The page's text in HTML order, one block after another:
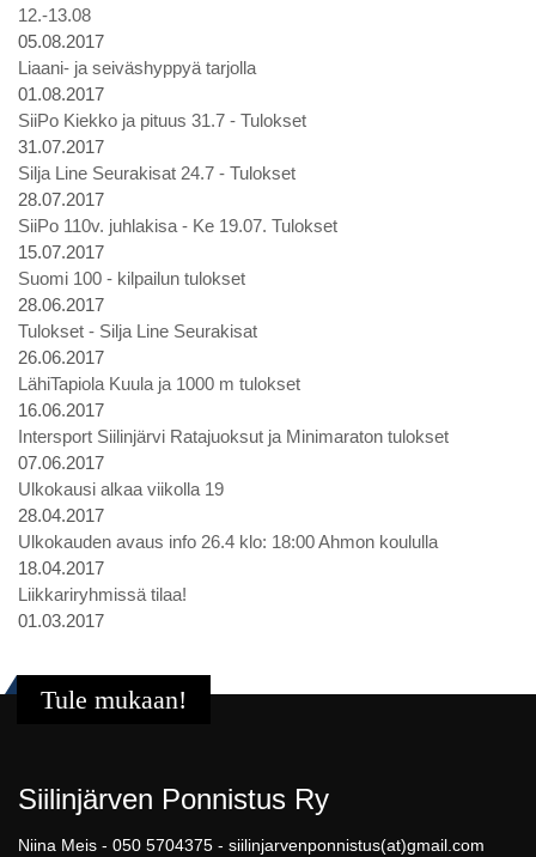
12.-13.08
05.08.2017
Liaani- ja seiväshyppyä tarjolla
01.08.2017
SiiPo Kiekko ja pituus 31.7 - Tulokset
31.07.2017
Silja Line Seurakisat 24.7 - Tulokset
28.07.2017
SiiPo 110v. juhlakisa - Ke 19.07. Tulokset
15.07.2017
Suomi 100 - kilpailun tulokset
28.06.2017
Tulokset - Silja Line Seurakisat
26.06.2017
LähiTapiola Kuula ja 1000 m tulokset
16.06.2017
Intersport Siilinjärvi Ratajuoksut ja Minimaraton tulokset
07.06.2017
Ulkokausi alkaa viikolla 19
28.04.2017
Ulkokauden avaus info 26.4 klo: 18:00 Ahmon koululla
18.04.2017
Liikkariryhmissä tilaa!
01.03.2017
Tule mukaan!
Siilinjärven Ponnistus Ry
Niina Meis - 050 5704375 - siilinjarvenponnistus(at)gmail.com